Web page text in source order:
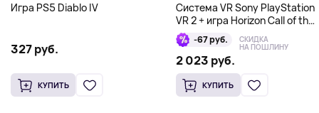
Игра PS5 Diablo IV
327 руб.
КУПИТЬ
Система VR Sony PlayStation
VR 2 + игра Horizon Call of the
Mountain, белый
-67 руб. СКИДКА
НА ПОШЛИНУ
2 023 руб.
КУПИТЬ